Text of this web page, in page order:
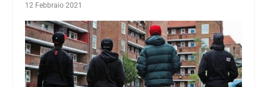
12 Febbraio 2021